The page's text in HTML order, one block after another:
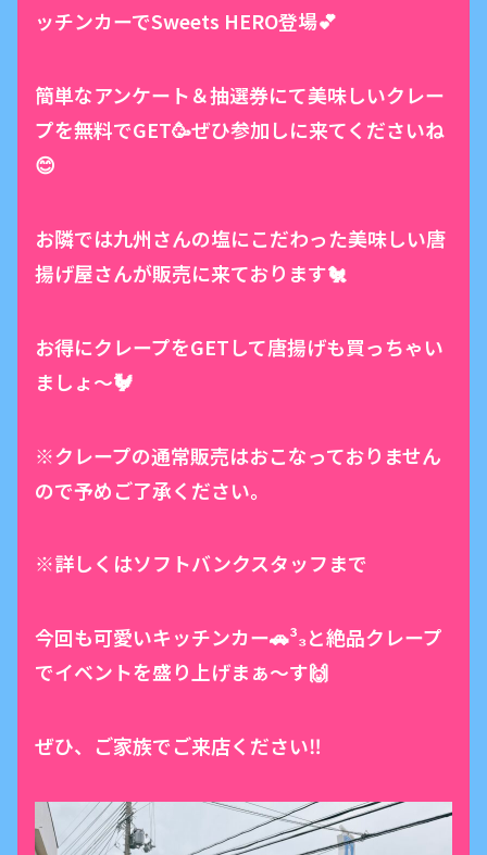
ッチンカーでSweets HERO登場︎💕
簡単なアンケート＆抽選券にて美味しいクレー
プを無料でGET🥳ぜひ参加しに来てくださいね
😊
お隣では九州さんの塩にこだわった美味しい唐
揚げ屋さんが販売に来ております🐔
お得にクレープをGETして唐揚げも買っちゃい
ましょ〜🐓
※クレープの通常販売はおこなっておりません
ので予めご了承ください。
※詳しくはソフトバンクスタッフまで
今回も可愛いキッチンカー🚗³₃と絶品クレープ
でイベントを盛り上げまぁ〜す🙌
ぜひ、ご家族でご来店ください‼️